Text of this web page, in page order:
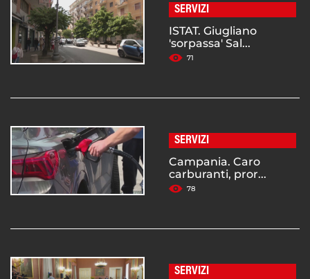
SERVIZI
ISTAT. Giugliano
'sorpassa' Sal...
71
SERVIZI
Campania. Caro
carburanti, pror...
78
SERVIZI